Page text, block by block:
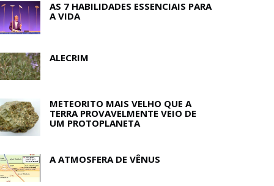
AS 7 HABILIDADES ESSENCIAIS PARA
A VIDA
ALECRIM
METEORITO MAIS VELHO QUE A
TERRA PROVAVELMENTE VEIO DE
UM PROTOPLANETA
A ATMOSFERA DE VÊNUS